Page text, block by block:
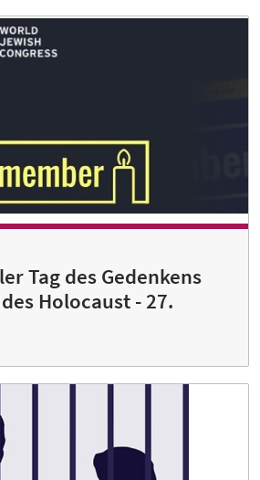
Tag des Gedenkens
Holocaust - 27.